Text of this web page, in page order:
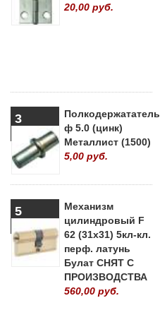
20,00 руб.
3
Полкодержататель
ф 5.0 (цинк)
Металлист (1500)
5,00 руб.
5
Механизм
цилиндровый F
62 (31х31) 5кл-кл.
перф. латунь
Булат СНЯТ С
ПРОИЗВОДСТВА
560,00 руб.